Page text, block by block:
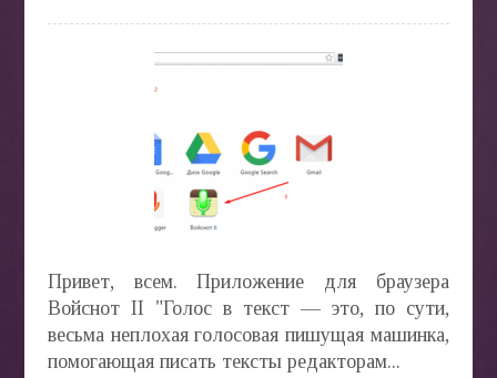
Привет, всем. Приложение для браузера
Войснот II "Голос в текст — это, по сути,
весьма неплохая голосовая пишущая машинка,
помогающая писать тексты редакторам...